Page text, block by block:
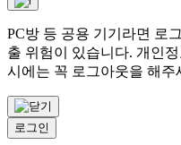
PC방 등 공용 기기라면 로
출 위험이 있습니다. 개인
시에는 꼭 로그아웃을 해주
로그인